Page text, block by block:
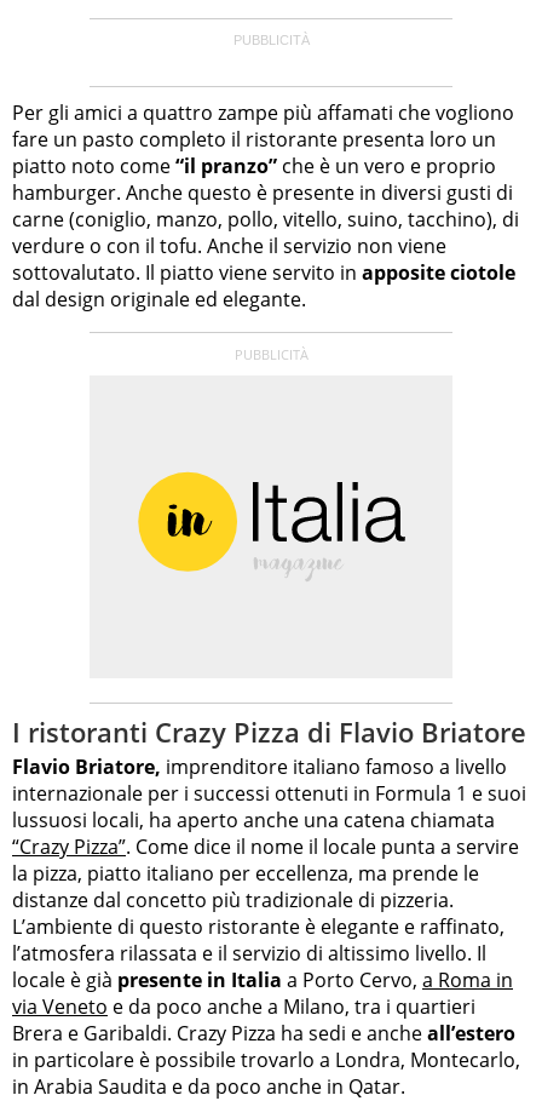
Per gli amici a quattro zampe più affamati che vogliono
fare un pasto completo il ristorante presenta loro un
piatto noto come“il pranzo” che è un vero e proprio
hamburger. Anche questo è presente in diversi gusti di
carne (coniglio, manzo, pollo, vitello, suino, tacchino), di
verdure o con il tofu. Anche il servizio non viene
sottovalutato. Il piatto viene servito in apposite ciotole
dal design originale ed elegante.
I ristoranti Crazy Pizza di Flavio Briatore
Flavio Briatore, imprenditore italiano famoso a livello
internazionale per i successi ottenuti in Formula 1 e suoi
lussuosi locali, ha aperto anche una catena chiamata
“Crazy Pizza”. Come dice il nome il locale punta a servire
la pizza, piatto italiano per eccellenza, ma prende le
distanze dal concetto più tradizionale di pizzeria.
L’ambiente di questo ristorante è elegante e raffinato,
l’atmosfera rilassata e il servizio di altissimo livello. Il
locale è già presente in Italia a Porto Cervo, a Roma in
via Veneto e da poco anche a Milano, tra i quartieri
Brera e Garibaldi. Crazy Pizza ha sedi e ancheall’estero
in particolare è possibile trovarlo a Londra, Montecarlo,
in Arabia Saudita e da poco anche in Qatar.